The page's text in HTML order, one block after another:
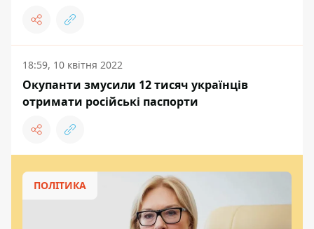
18:59, 10 квітня 2022
Окупанти змусили 12 тисяч українців
отримати російські паспорти
ПОЛІТИКА